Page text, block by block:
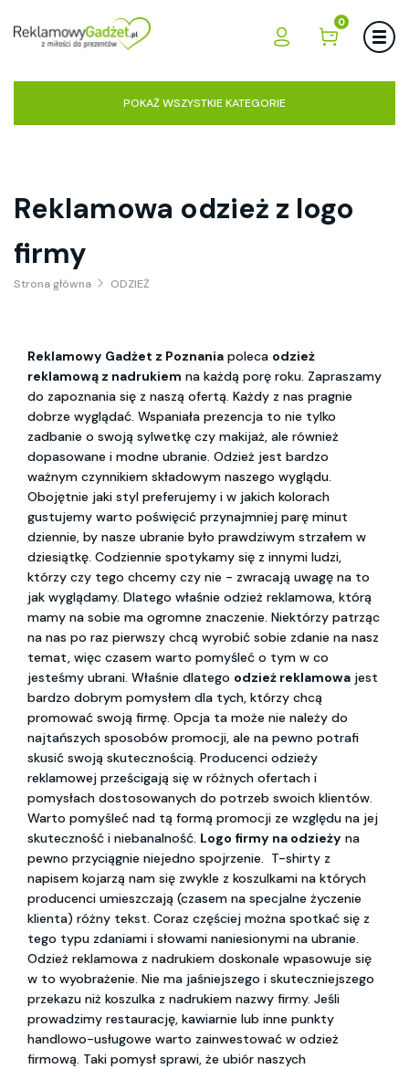
0
POKAŻ WSZYSTKIE KATEGORIE
Reklamowa odzież z logo
firmy
Strona główna ODZIEŻ
Reklamowy Gadżet z Poznania poleca odzież
reklamową z nadrukiem na każdą porę roku. Zapraszamy
do zapoznania się z naszą ofertą. Każdy z nas pragnie
dobrze wyglądać. Wspaniała prezencja to nie tylko
zadbanie o swoją sylwetkę czy makijaż, ale również
dopasowane i modne ubranie. Odzież jest bardzo
ważnym czynnikiem składowym naszego wyglądu.
Obojętnie jaki styl preferujemy i w jakich kolorach
gustujemy warto poświęcić przynajmniej parę minut
dziennie, by nasze ubranie było prawdziwym strzałem w
dziesiątkę. Codziennie spotykamy się z innymi ludzi,
którzy czy tego chcemy czy nie - zwracają uwagę na to
jak wyglądamy. Dlatego właśnie odzież reklamowa, którą
mamy na sobie ma ogromne znaczenie. Niektórzy patrząc
na nas po raz pierwszy chcą wyrobić sobie zdanie na nasz
temat, więc czasem warto pomyśleć o tym w co
jesteśmy ubrani. Właśnie dlatego odzież reklamowa jest
bardzo dobrym pomysłem dla tych, którzy chcą
promować swoją firmę. Opcja ta może nie należy do
najtańszych sposobów promocji, ale na pewno potrafi
skusić swoją skutecznością. Producenci odzieży
reklamowej prześcigają się w różnych ofertach i
pomysłach dostosowanych do potrzeb swoich klientów.
Warto pomyśleć nad tą formą promocji ze względu na jej
skuteczność i niebanalność. Logo firmy na odzieży na
pewno przyciągnie niejedno spojrzenie. T-shirty z
napisem kojarzą nam się zwykle z koszulkami na których
producenci umieszczają (czasem na specjalne życzenie
klienta) różny tekst. Coraz częściej można spotkać się z
tego typu zdaniami i słowami naniesionymi na ubranie.
Odzież reklamowa z nadrukiem doskonale wpasowuje się
w to wyobrażenie. Nie ma jaśniejszego i skuteczniejszego
przekazu niż koszulka z nadrukiem nazwy firmy. Jeśli
prowadzimy restaurację, kawiarnie lub inne punkty
handlowo-usługowe warto zainwestować w odzież
firmową. Taki pomysł sprawi, że ubiór naszych